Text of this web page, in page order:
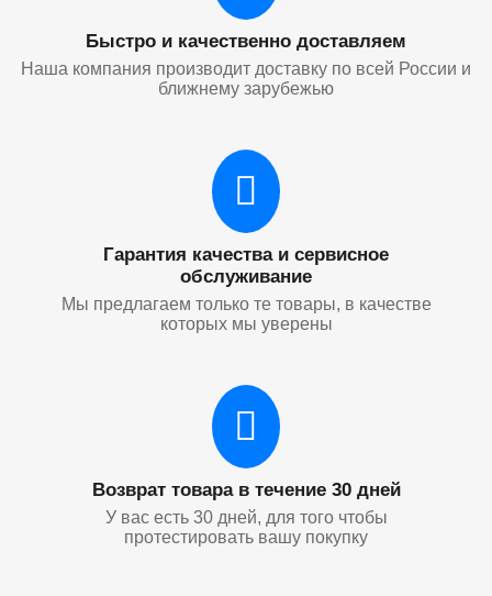
Быстро и качественно доставляем
Наша компания производит доставку по всей России и
ближнему зарубежью
Гарантия качества и сервисное
обслуживание
Мы предлагаем только те товары, в качестве
которых мы уверены
Возврат товара в течение 30 дней
У вас есть 30 дней, для того чтобы
протестировать вашу покупку